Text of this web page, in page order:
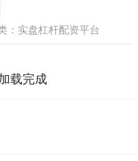
： 实盘杠杆配资平台
载完成